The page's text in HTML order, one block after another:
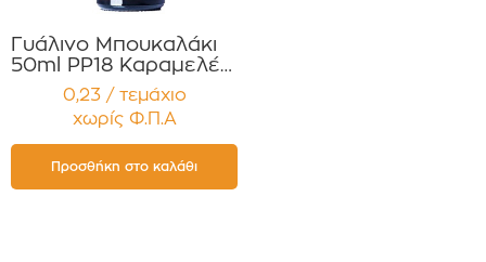
Γυάλινο Μπουκαλάκι
50ml PP18 Καραμελέ
για Αιθέρια Έλαια ,
Βάμματα , Αρώματα
Συσκευασία 12
τεμαχίων
0,23 / τεμάχιο
χωρίς Φ.Π.Α
Προσθήκη στο καλάθι